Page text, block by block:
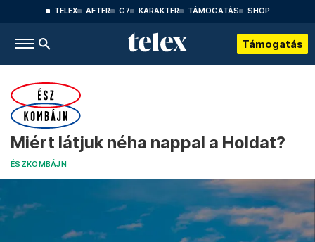
TELEX AFTER G7 KARAKTER TÁMOGATÁS SHOP
Támogatás
Miért látjuk néha nappal a Holdat?
ÉSZKOMBÁJN